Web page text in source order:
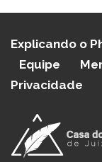
Explicando o
Equipe
Privacidade